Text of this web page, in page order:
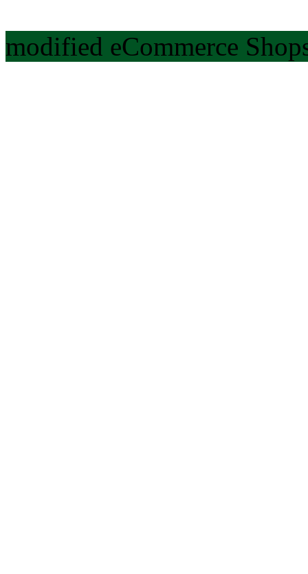
modified eCommerce